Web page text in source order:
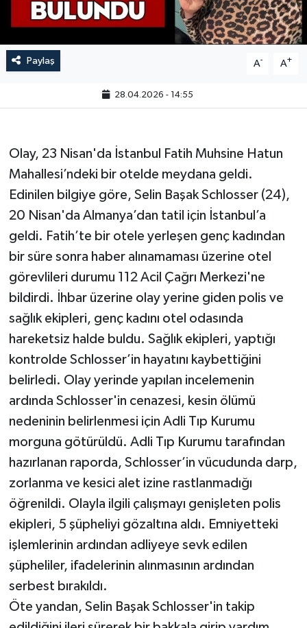
Paylaş A- A+
28.04.2026 - 14:55
Olay, 23 Nisan'da İstanbul Fatih Muhsine Hatun
Mahallesi’ndeki bir otelde meydana geldi.
Edinilen bilgiye göre, Selin Başak Schlosser (24),
20 Nisan'da Almanya’dan tatil için İstanbul’a
geldi. Fatih’te bir otele yerleşen genç kadından
bir süre sonra haber alınamaması üzerine otel
görevlileri durumu 112 Acil Çağrı Merkezi'ne
bildirdi. İhbar üzerine olay yerine giden polis ve
sağlık ekipleri, genç kadını otel odasında
hareketsiz halde buldu. Sağlık ekipleri, yaptığı
kontrolde Schlosser’in hayatını kaybettiğini
belirledi. Olay yerinde yapılan incelemenin
ardında Schlosser'in cenazesi, kesin ölümü
nedeninin belirlenmesi için Adli Tıp Kurumu
morguna götürüldü. Adli Tıp Kurumu tarafından
hazırlanan raporda, Schlosser’in vücudunda darp,
zorlanma ve kesici alet izine rastlanmadığı
öğrenildi. Olayla ilgili çalışmayı genişleten polis
ekipleri, 5 şüpheliyi gözaltına aldı. Emniyetteki
işlemlerinin ardından adliyeye sevk edilen
şüpheliler, ifadelerinin alınmasının ardından
serbest bırakıldı.
Öte yandan, Selin Başak Schlosser'in takip